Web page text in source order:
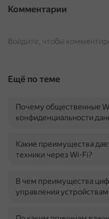
Комментарии
Войдите, чтобы
Ещё по теме
Почему общественные
конфиденциальности
Какие преимущества
техники через Wi-Fi?
В чем преимущества
управления